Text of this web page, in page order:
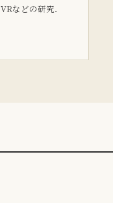
などの研究．